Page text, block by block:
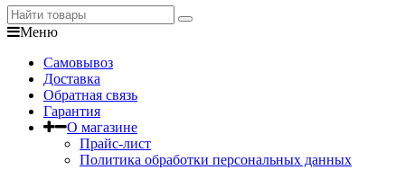
Меню
Самовывоз
Доставка
Обратная связь
Гарантия
О магазине
Прайс-лист
Политика обработки персональных данных